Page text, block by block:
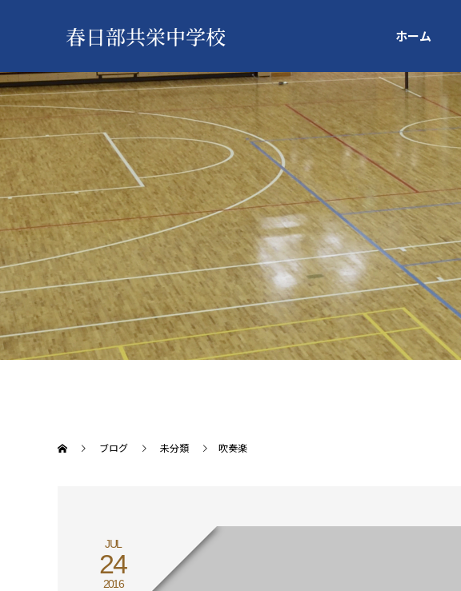
春日部共栄中学校 ホーム
ブログ 未分類 吹奏楽
JUL
24
2016